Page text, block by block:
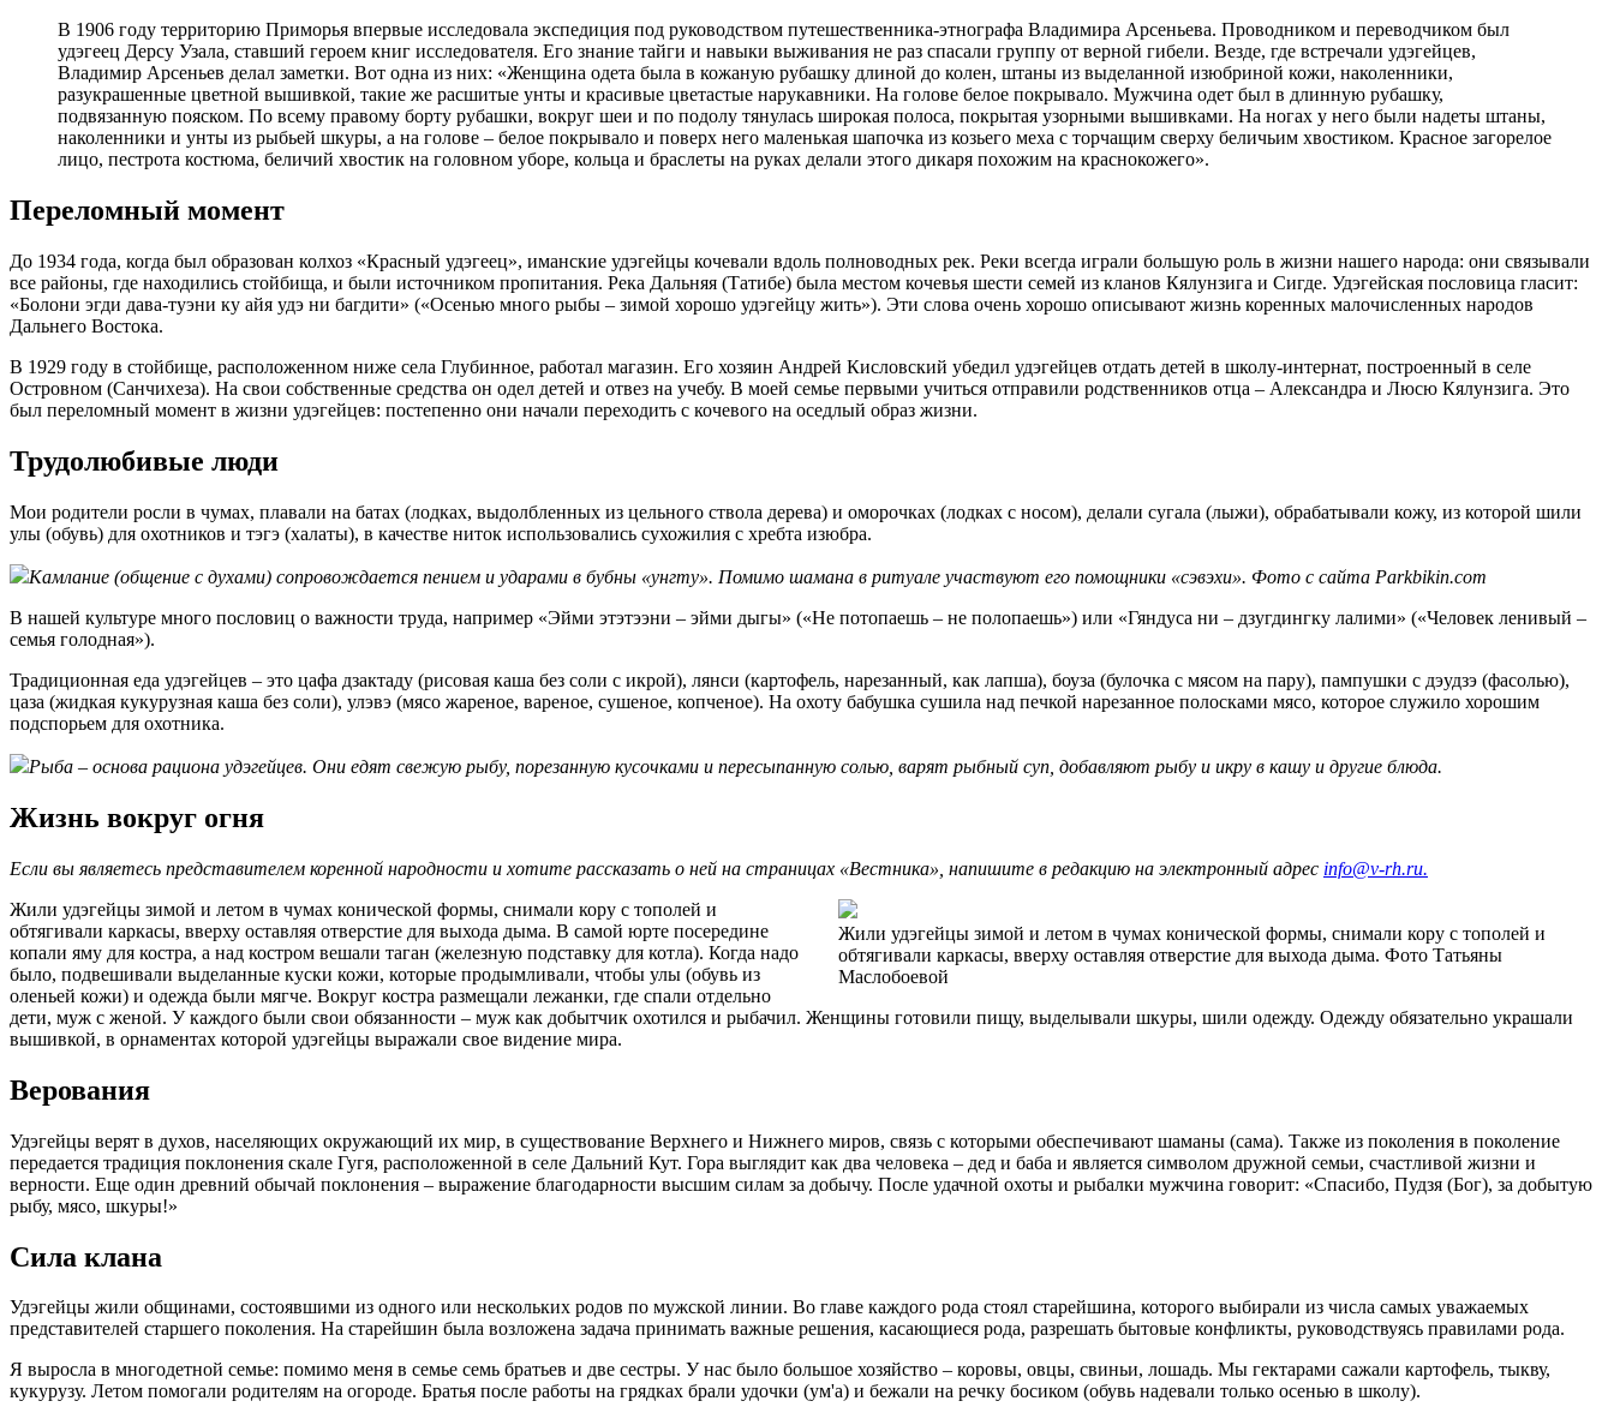
В 1906 году территорию Приморья впервые исследовала экспедиция под руководством путешественника-этнографа Владимира Арсеньева. Проводником и переводчиком был
удэгеец Дерсу Узала, ставший героем книг исследователя. Его знание тайги и навыки выживания не раз спасали группу от верной гибели. Везде, где встречали удэгейцев,
Владимир Арсеньев делал заметки. Вот одна из них: «Женщина одета была в кожаную рубашку длиной до колен, штаны из выделанной изюбриной кожи, наколенники,
разукрашенные цветной вышивкой, такие же расшитые унты и красивые цветастые нарукавники. На голове белое покрывало. Мужчина одет был в длинную рубашку,
подвязанную пояском. По всему правому борту рубашки, вокруг шеи и по подолу тянулась широкая полоса, покрытая узорными вышивками. На ногах у него были надеты штаны,
наколенники и унты из рыбьей шкуры, а на голове – белое покрывало и поверх него маленькая шапочка из козьего меха с торчащим сверху беличьим хвостиком. Красное загорелое
лицо, пестрота костюма, беличий хвостик на головном уборе, кольца и браслеты на руках делали этого дикаря похожим на краснокожего».
Переломный момент
До 1934 года, когда был образован колхоз «Красный удэгеец», иманские удэгейцы кочевали вдоль полноводных рек. Реки всегда играли большую роль в жизни нашего народа: они связывали
все районы, где находились стойбища, и были источником пропитания. Река Дальняя (Татибе) была местом кочевья шести семей из кланов Кялунзига и Сигде. Удэгейская пословица гласит:
«Болони эгди дава-туэни ку айя удэ ни багдити» («Осенью много рыбы – зимой хорошо удэгейцу жить»). Эти слова очень хорошо описывают жизнь коренных малочисленных народов
Дальнего Востока.
В 1929 году в стойбище, расположенном ниже села Глубинное, работал магазин. Его хозяин Андрей Кисловский убедил удэгейцев отдать детей в школу-интернат, построенный в селе
Островном (Санчихеза). На свои собственные средства он одел детей и отвез на учебу. В моей семье первыми учиться отправили родственников отца – Александра и Люсю Кялунзига. Это
был переломный момент в жизни удэгейцев: постепенно они начали переходить с кочевого на оседлый образ жизни.
Трудолюбивые люди
Мои родители росли в чумах, плавали на батах (лодках, выдолбленных из цельного ствола дерева) и оморочках (лодках с носом), делали сугала (лыжи), обрабатывали кожу, из которой шили
улы (обувь) для охотников и тэгэ (халаты), в качестве ниток использовались сухожилия с хребта изюбра.
Камлание (общение с духами) сопровождается пением и ударами в бубны «унгту». Помимо шамана в ритуале участвуют его помощники «сэвэхи». Фото с сайта Parkbikin.com
В нашей культуре много пословиц о важности труда, например «Эйми этэтээни – эйми дыгы» («Не потопаешь – не полопаешь») или «Гяндуса ни – дзугдингку лалими» («Человек ленивый –
семья голодная»).
Традиционная еда удэгейцев – это цафа дзактаду (рисовая каша без соли с икрой), лянси (картофель, нарезанный, как лапша), боуза (булочка с мясом на пару), пампушки с дэудзэ (фасолью),
цаза (жидкая кукурузная каша без соли), улэвэ (мясо жареное, вареное, сушеное, копченое). На охоту бабушка сушила над печкой нарезанное полосками мясо, которое служило хорошим
подспорьем для охотника.
Рыба – основа рациона удэгейцев. Они едят свежую рыбу, порезанную кусочками и пересыпанную солью, варят рыбный суп, добавляют рыбу и икру в кашу и другие блюда.
Жизнь вокруг огня
Если вы являетесь представителем коренной народности и хотите рассказать о ней на страницах «Вестника», напишите в редакцию на электронный адрес info@v-rh.ru.
Жили удэгейцы зимой и летом в чумах конической формы, снимали кору с тополей и
обтягивали каркасы, вверху оставляя отверстие для выхода дыма. Фото Татьяны
Маслобоевой
Жили удэгейцы зимой и летом в чумах конической формы, снимали кору с тополей и
обтягивали каркасы, вверху оставляя отверстие для выхода дыма. В самой юрте посередине
копали яму для костра, а над костром вешали таган (железную подставку для котла). Когда надо
было, подвешивали выделанные куски кожи, которые продымливали, чтобы улы (обувь из
оленьей кожи) и одежда были мягче. Вокруг костра размещали лежанки, где спали отдельно
дети, муж с женой. У каждого были свои обязанности – муж как добытчик охотился и рыбачил. Женщины готовили пищу, выделывали шкуры, шили одежду. Одежду обязательно украшали
вышивкой, в орнаментах которой удэгейцы выражали свое видение мира.
Верования
Удэгейцы верят в духов, населяющих окружающий их мир, в существование Верхнего и Нижнего миров, связь с которыми обеспечивают шаманы (сама). Также из поколения в поколение
передается традиция поклонения скале Гугя, расположенной в селе Дальний Кут. Гора выглядит как два человека – дед и баба и является символом дружной семьи, счастливой жизни и
верности. Еще один древний обычай поклонения – выражение благодарности высшим силам за добычу. После удачной охоты и рыбалки мужчина говорит: «Спасибо, Пудзя (Бог), за добытую
рыбу, мясо, шкуры!»
Сила клана
Удэгейцы жили общинами, состоявшими из одного или нескольких родов по мужской линии. Во главе каждого рода стоял старейшина, которого выбирали из числа самых уважаемых
представителей старшего поколения. На старейшин была возложена задача принимать важные решения, касающиеся рода, разрешать бытовые конфликты, руководствуясь правилами рода.
Я выросла в многодетной семье: помимо меня в семье семь братьев и две сестры. У нас было большое хозяйство – коровы, овцы, свиньи, лошадь. Мы гектарами сажали картофель, тыкву,
кукурузу. Летом помогали родителям на огороде. Братья после работы на грядках брали удочки (ум'а) и бежали на речку босиком (обувь надевали только осенью в школу).